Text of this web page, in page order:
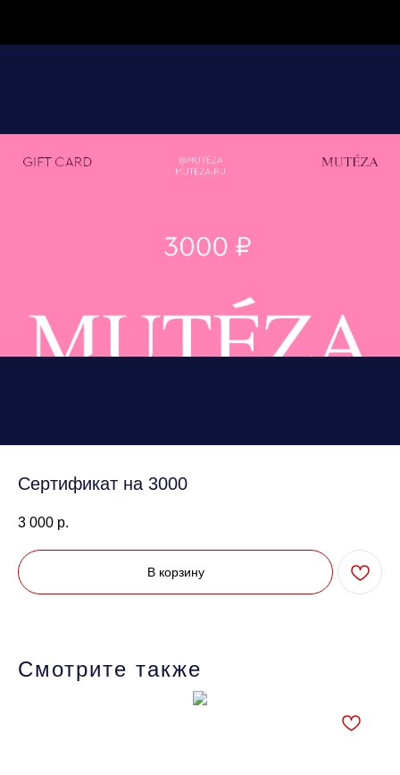
Сертификат на 3000
3 000 р.
В корзину
Смотрите также